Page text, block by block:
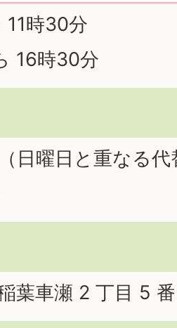
時30分
16時30分
日曜日と重なる
葉車瀬 2 丁目 5